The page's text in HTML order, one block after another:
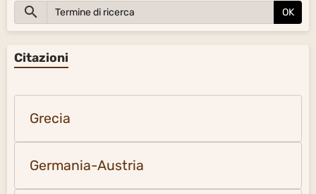
OK
Citazioni
Grecia
Germania-Austria